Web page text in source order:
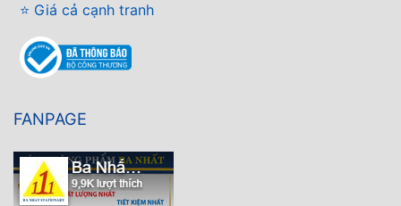
⭐ Giá cả cạnh tranh
FANPAGE